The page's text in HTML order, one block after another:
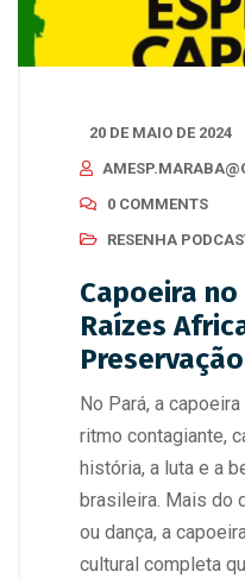
20 DE MAIO DE 2024
0 COMMENTS
RESENHA
Capoeira
Raízes
No Pará, a
ritmo contagiante,
história, a luta e a
brasileira. Mais do
ou dança, a
cultural completa